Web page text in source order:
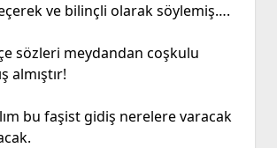
ve bilinçli olarak söylemiş….
sözleri meydandan coşkulu
almıştır!
bu faşist gidiş nerelere varacak